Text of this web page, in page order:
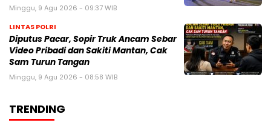
Minggu, 9 Agu 2026 - 09:37 WIB
LINTAS POLRI
Diputus Pacar, Sopir Truk Ancam Sebar
Video Pribadi dan Sakiti Mantan, Cak
Sam Turun Tangan
Minggu, 9 Agu 2026 - 08:58 WIB
TRENDING